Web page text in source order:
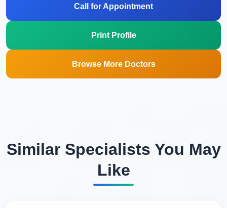
Call for Appointment
Print Profile
Browse More Doctors
Similar Specialists You May
Like